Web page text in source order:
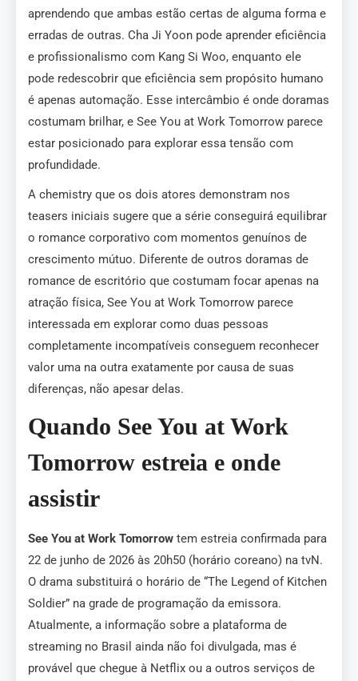
aprendendo que ambas estão certas de alguma forma e
erradas de outras. Cha Ji Yoon pode aprender eficiência
e profissionalismo com Kang Si Woo, enquanto ele
pode redescobrir que eficiência sem propósito humano
é apenas automação. Esse intercâmbio é onde doramas
costumam brilhar, e See You at Work Tomorrow parece
estar posicionado para explorar essa tensão com
profundidade.
A chemistry que os dois atores demonstram nos
teasers iniciais sugere que a série conseguirá equilibrar
o romance corporativo com momentos genuínos de
crescimento mútuo. Diferente de outros doramas de
romance de escritório que costumam focar apenas na
atração física, See You at Work Tomorrow parece
interessada em explorar como duas pessoas
completamente incompatíveis conseguem reconhecer
valor uma na outra exatamente por causa de suas
diferenças, não apesar delas.
Quando See You at Work
Tomorrow estreia e onde
assistir
See You at Work Tomorrow tem estreia confirmada para
22 de junho de 2026 às 20h50 (horário coreano) na tvN.
O drama substituirá o horário de “The Legend of Kitchen
Soldier” na grade de programação da emissora.
Atualmente, a informação sobre a plataforma de
streaming no Brasil ainda não foi divulgada, mas é
provável que chegue à Netflix ou a outros serviços de